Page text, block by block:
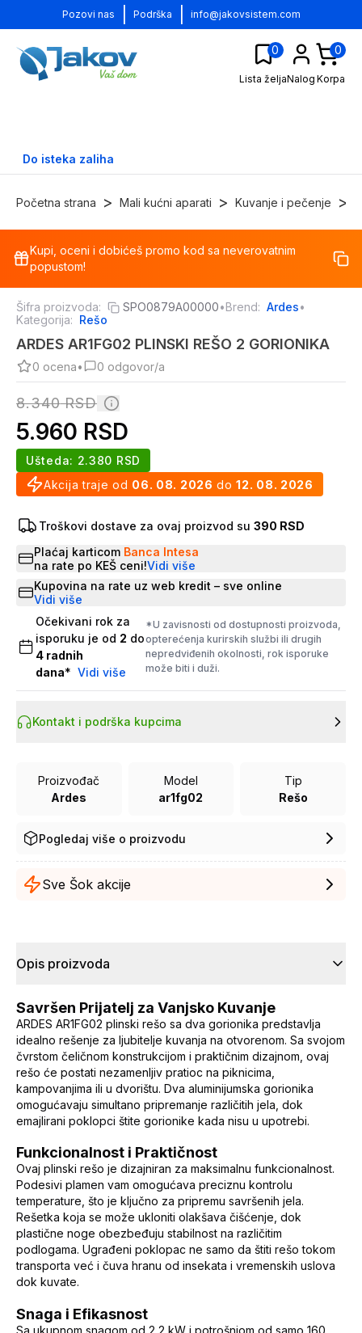
Pozovi nas Podrška info@jakovsistem.com
0
Lista željaNalog
0
Korpa
Do isteka zaliha
Početna strana > Mali kućni aparati > Kuvanje i pečenje >
%
Kupi, oceni i dobićeš promo kod sa neverovatnim
popustom!
Šifra proizvoda: SPO0879A00000•Brend: Ardes•
Kategorija: Rešo
ARDES AR1FG02 PLINSKI REŠO 2 GORIONIKA
0 ocena• 0 odgovor/a
8.340RSD
5.960 RSD
Akcija traje od 06. 08. 2026 do 12. 08. 2026
Ušteda: 2.380 RSD
Troškovi dostave za ovaj proizvod su 390 RSD
Plaćaj karticom Banca Intesa
na rate po KEŠ ceni!Vidi više
Kupovina na rate uz web kredit – sve online
Vidi više
Očekivani rok za
isporuku je od 2 do
4 radnih
dana* Vidi više
*U zavisnosti od dostupnosti proizvoda,
opterećenja kurirskih službi ili drugih
nepredviđenih okolnosti, rok isporuke
može biti i duži.
Kontakt i podrška kupcima
Proizvođač
Ardes
Model
ar1fg02
Tip
Rešo
Pogledaj više o proizvodu
Sve Šok akcije
Opis proizvoda
Savršen Prijatelj za Vanjsko Kuvanje
ARDES AR1FG02 plinski rešo sa dva gorionika predstavlja
idealno rešenje za ljubitelje kuvanja na otvorenom. Sa svojom
čvrstom čeličnom konstrukcijom i praktičnim dizajnom, ovaj
rešo će postati nezamenljiv pratioc na piknicima,
kampovanjima ili u dvorištu. Dva aluminijumska gorionika
omogućavaju simultano pripremanje različitih jela, dok
emajlirani poklopci štite gorionike kada nisu u upotrebi.
Funkcionalnost i Praktičnost
Ovaj plinski rešo je dizajniran za maksimalnu funkcionalnost.
Podesivi plamen vam omogućava preciznu kontrolu
temperature, što je ključno za pripremu savršenih jela.
Rešetka koja se može ukloniti olakšava čišćenje, dok
plastične noge obezbeđuju stabilnost na različitim
podlogama. Ugrađeni poklopac ne samo da štiti rešo tokom
transporta već i čuva hranu od insekata i vremenskih uslova
dok kuvate.
Snaga i Efikasnost
Sa ukupnom snagom od 2,2 kW i potrošnjom od samo 160